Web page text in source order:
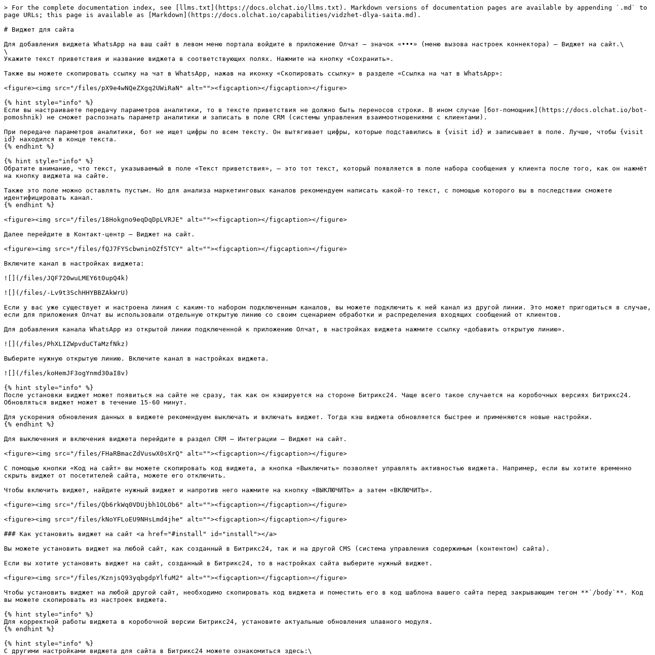
> For the complete documentation index, see [llms.txt](https://docs.olchat.io/llms.txt). Markdown versions of documentation pages are available by appending `.md` to
page URLs; this page is available as [Markdown](https://docs.olchat.io/capabilities/vidzhet-dlya-saita.md).
# Виджет для сайта
Для добавления виджета WhatsApp на ваш сайт в левом меню портала войдите в приложение Олчат — значок «•••» (меню вызова настроек коннектора) — Виджет на сайт.\
\
Укажите текст приветствия и название виджета в соответствующих полях. Нажмите на кнопку «Сохранить».
Также вы можете скопировать ссылку на чат в WhatsApp, нажав на иконку «Скопировать ссылку» в разделе «Ссылка на чат в WhatsApp»:
<figure><img src="/files/pX9e4wNQeZXgq2UWiRaN" alt=""><figcaption></figcaption></figure>
{% hint style="info" %}
Если вы настраиваете передачу параметров аналитики, то в тексте приветствия не должно быть переносов строки. В ином случае [бот-помощник](https://docs.olchat.io/bot-
pomoshnik) не сможет распознать параметр аналитики и записать в поле CRM (системы управления взаимоотношениями с клиентами).
При передаче параметров аналитики, бот не ищет цифры по всем тексту. Он вытягивает цифры, которые подставились в {visit id} и записывает в поле. Лучше, чтобы {visit
id} находился в конце текста.
{% endhint %}
{% hint style="info" %}
Обратите внимание, что текст, указываемый в поле «Текст приветствия», — это тот текст, который появляется в поле набора сообщения у клиента после того, как он нажмёт
на кнопку виджета на сайте.
Также это поле можно оставлять пустым. Но для анализа маркетинговых каналов рекомендуем написать какой-то текст, с помощью которого вы в последствии сможете
идентифицировать канал.
{% endhint %}
<figure><img src="/files/18Hokgno9eqDqDpLVRJE" alt=""><figcaption></figcaption></figure>
Далее перейдите в Контакт-центр — Виджет на сайт.
<figure><img src="/files/fQJ7FYScbwninOZf5TCY" alt=""><figcaption></figcaption></figure>
Включите канал в настройках виджета:
![](/files/JQF720wuLMEY6t0upQ4k)
![](/files/-Lv9t3SchHHYBBZAkWrU)
Если у вас уже существует и настроена линия с каким-то набором подключенным каналов, вы можете подключить к ней канал из другой линии. Это может пригодиться в случае,
если для приложения Олчат вы использовали отдельную открытую линию со своим сценарием обработки и распределения входящих сообщений от клиентов.
Для добавления канала WhatsApp из открытой линии подключенной к приложению Олчат, в настройках виджета нажмите ссылку «добавить открытую линию».
![](/files/PhXLIZWpvduCTaMzfNkz)
Выберите нужную открытую линию. Включите канал в настройках виджета.
![](/files/koHemJF3ogYnmd30aI8v)
{% hint style="info" %}
После установки виджет может появиться на сайте не сразу, так как он кэшируется на стороне Битрикс24. Чаще всего такое случается на коробочных версиях Битрикс24.
Обновляться виджет может в течение 15-60 минут.
Для ускорения обновления данных в виджете рекомендуем выключать и включать виджет. Тогда кэш виджета обновляется быстрее и применяются новые настройки.
{% endhint %}
Для выключения и включения виджета перейдите в раздел CRM – Интеграции – Виджет на сайт.
<figure><img src="/files/FHaRBmacZdVuswX0sXrQ" alt=""><figcaption></figcaption></figure>
С помощью кнопки «Код на сайт» вы можете скопировать код виджета, а кнопка «Выключить» позволяет управлять активностью виджета. Например, если вы хотите временно
скрыть виджет от посетителей сайта, можете его отключить.
Чтобы включить виджет, найдите нужный виджет и напротив него нажмите на кнопку «ВЫКЛЮЧИТЬ» а затем «ВКЛЮЧИТЬ».
<figure><img src="/files/Qb6rkWq0VDUjbh1OLOb6" alt=""><figcaption></figcaption></figure>
<figure><img src="/files/kNoYFLoEU9NHsLmd4jhe" alt=""><figcaption></figcaption></figure>
### Как установить виджет на сайт <a href="#install" id="install"></a>
Вы можете установить виджет на любой сайт, как созданный в Битрикс24, так и на другой CMS (система управления содержимым (контентом) сайта).
Если вы хотите установить виджет на сайт, созданный в Битрикс24, то в настройках сайта выберите нужный виджет.
<figure><img src="/files/KznjsQ93yqbgdpYlfuM2" alt=""><figcaption></figcaption></figure>
Чтобы установить виджет на любой другой сайт, необходимо скопировать код виджета и поместить его в код шаблона вашего сайта перед закрывающим тегом **`/body`**. Код
вы можете скопировать из настроек виджета.
{% hint style="info" %}
Для корректной работы виджета в коробочной версии Битрикс24, установите актуальные обновления uлавного модуля.
{% endhint %}
{% hint style="info" %}
С другими настройками виджета для сайта в Битрикс24 можете ознакомиться здесь:\